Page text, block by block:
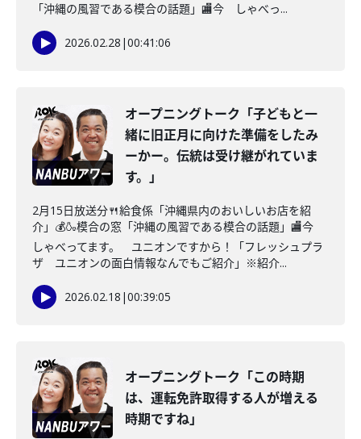
「沖縄の風習である模合の話題」🏬今 しゃべっ...
2026.02.28 |00:41:06
オープニングトーク「子どもと一
緒に旧正月に向けた準備をしたみ
ーかー。伝統は受け継がれていま
す。」
2月15日放送分🍴給食係「沖縄県内のおいしいお店を紹
介」💰🍶模合の窓「沖縄の風習である模合の話題」🏬今
しゃべってます。 ユニオンですから！「フレッシュプラ
ザ ユニオンの面白情報なんでもご紹介」※紹介...
2026.02.18 |00:39:05
オープニングトーク「この時期
は、運転免許取得する人が増える
時期ですね」